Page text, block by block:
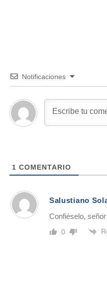
Notificaciones
1 COMENTARIO
Salustiano
Confiéselo,
0